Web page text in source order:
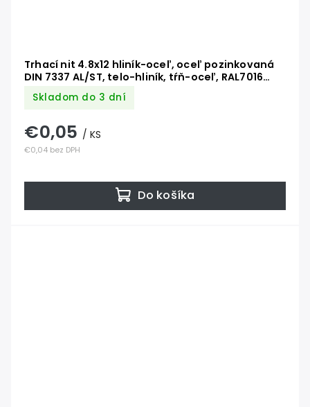
Trhací nit 4.8x12 hliník-oceľ, oceľ pozinkovaná
DIN 7337 AL/ST, telo-hliník, tŕň-oceľ, RAL7016
Skladom do 3 dní
€0,04 bez DPH
€0,05 / KS
Do košíka